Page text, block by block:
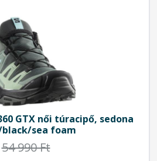
GTX női túracipő, sedona
sea foam
54 990 Ft